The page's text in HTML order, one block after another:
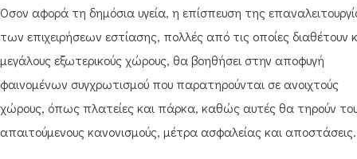
Όσον αφορά τη δημόσια υγεία, η επίσπευση της
των επιχειρήσεων εστίασης, πολλές από τις οποίες διαθέτουν
μεγάλους εξωτερικούς χώρους, θα βοηθήσει στην αποφυγή
φαινομένων συγχρωτισμού που παρατηρούνται σε ανοιχτούς
χώρους, όπως πλατείες και πάρκα, καθώς αυτές θα τηρούν
απαιτούμενους κανονισμούς, μέτρα ασφαλείας και